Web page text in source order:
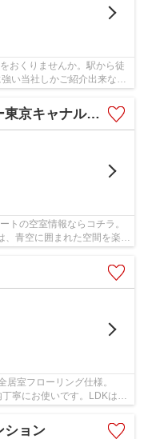
おくりませんか。駅から徒
い当社しかご紹介出来ない
キャナルコート
トの空室情報ならコチラ。
、青空に囲まれた空間を楽し
室フローリング仕様。
寧にお使いです。LDKはゆ
ション